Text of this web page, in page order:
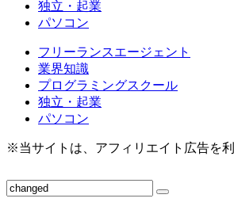
独立・起業
パソコン
フリーランスエージェント
業界知識
プログラミングスクール
独立・起業
パソコン
※当サイトは、アフィリエイト広告を利